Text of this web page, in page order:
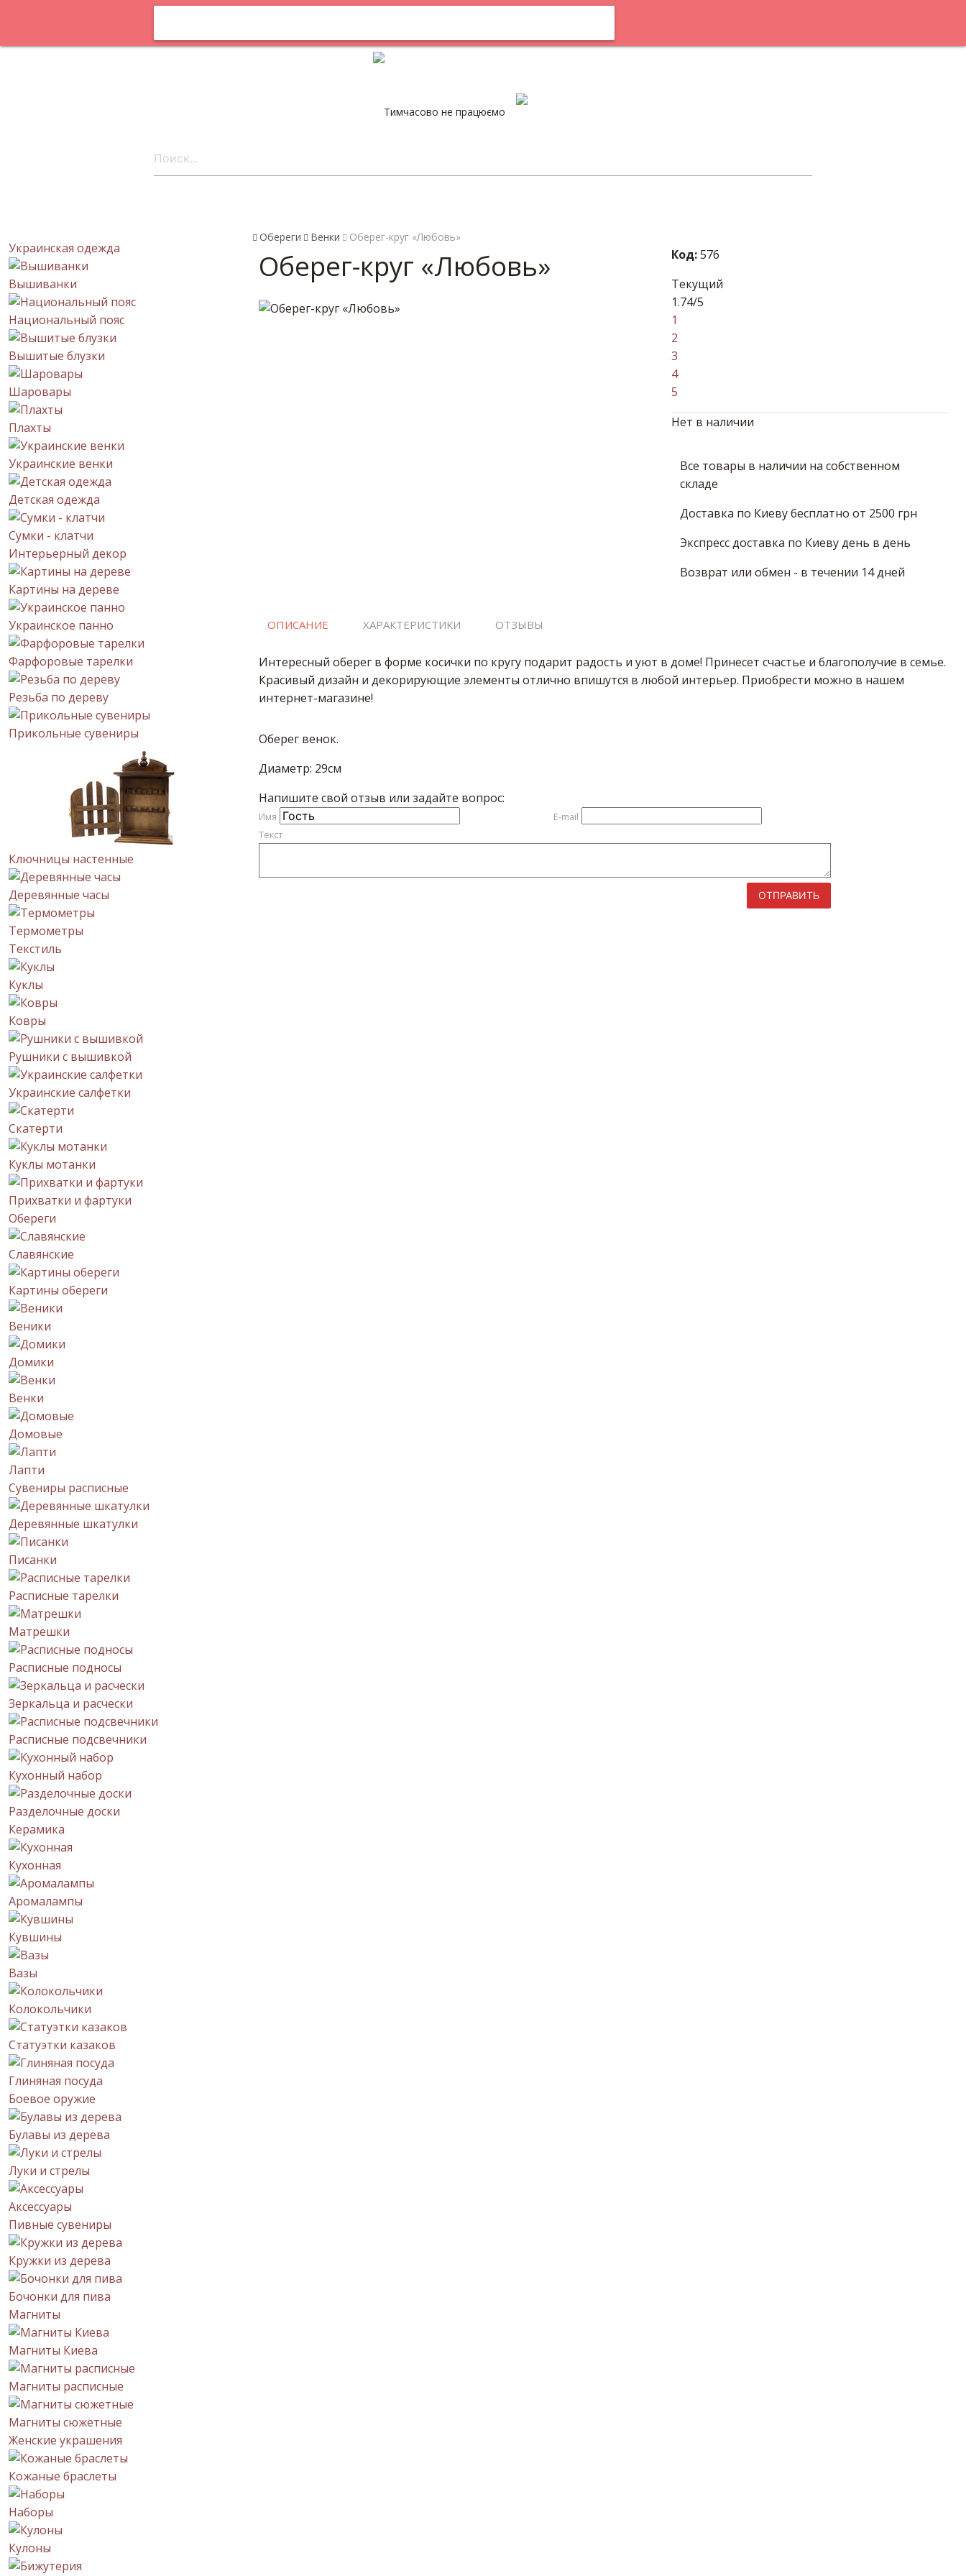
Тимчасово не працюємо
Украинская одежда
Вышиванки
Национальный пояс
Вышитые блузки
Шаровары
Плахты
Украинские венки
Детская одежда
Сумки - клатчи
Интерьерный декор
Картины на дереве
Украинское панно
Фарфоровые тарелки
Резьба по дереву
Прикольные сувениры
Ключницы настенные
Деревянные часы
Термометры
Текстиль
Куклы
Ковры
Рушники с вышивкой
Украинские салфетки
Скатерти
Куклы мотанки
Прихватки и фартуки
Обереги
Славянские
Картины обереги
Веники
Домики
Венки
Домовые
Лапти
Сувениры расписные
Деревянные шкатулки
Писанки
Расписные тарелки
Матрешки
Расписные подносы
Зеркальца и расчески
Расписные подсвечники
Кухонный набор
Разделочные доски
Керамика
Кухонная
Аромалампы
Кувшины
Вазы
Колокольчики
Статуэтки казаков
Глиняная посуда
Боевое оружие
Булавы из дерева
Луки и стрелы
Аксессуары
Пивные сувениры
Кружки из дерева
Бочонки для пива
Магниты
Магниты Киева
Магниты расписные
Магниты сюжетные
Женские украшения
Кожаные браслеты
Наборы
Кулоны
Обереги Венки Оберег-круг «Любовь»
Оберег-круг «Любовь» Код:576
Текущий
1.74/5
1
2
3
4
5
Нет в наличии
Все товары в наличии на собственном
складе
Доставка по Киеву бесплатно от 2500 грн
Экспресс доставка по Киеву день в день
Возврат или обмен - в течении 14 дней
ОПИСАНИЕ ХАРАКТЕРИСТИКИ ОТЗЫВЫ
Интересный оберег в форме косички по кругу подарит радость и уют в доме! Принесет счастье и благополучие в семье.
Красивый дизайн и декорирующие элементы отлично впишутся в любой интерьер. Приобрести можно в нашем
интернет-магазине!
Оберег венок.
Диаметр: 29см
Напишите свой отзыв или задайте вопрос:
Имя
E-mail
Текст
ОТПРАВИТЬ